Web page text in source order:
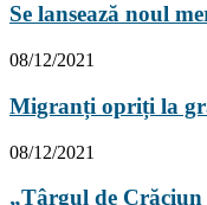
Se lansează noul
08/12/2021
Migranți opriți la
08/12/2021
„Târgul de Crăciun